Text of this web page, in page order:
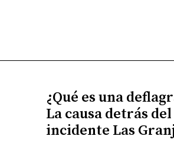
¿Qué es una
La causa detrás del
incidente Las